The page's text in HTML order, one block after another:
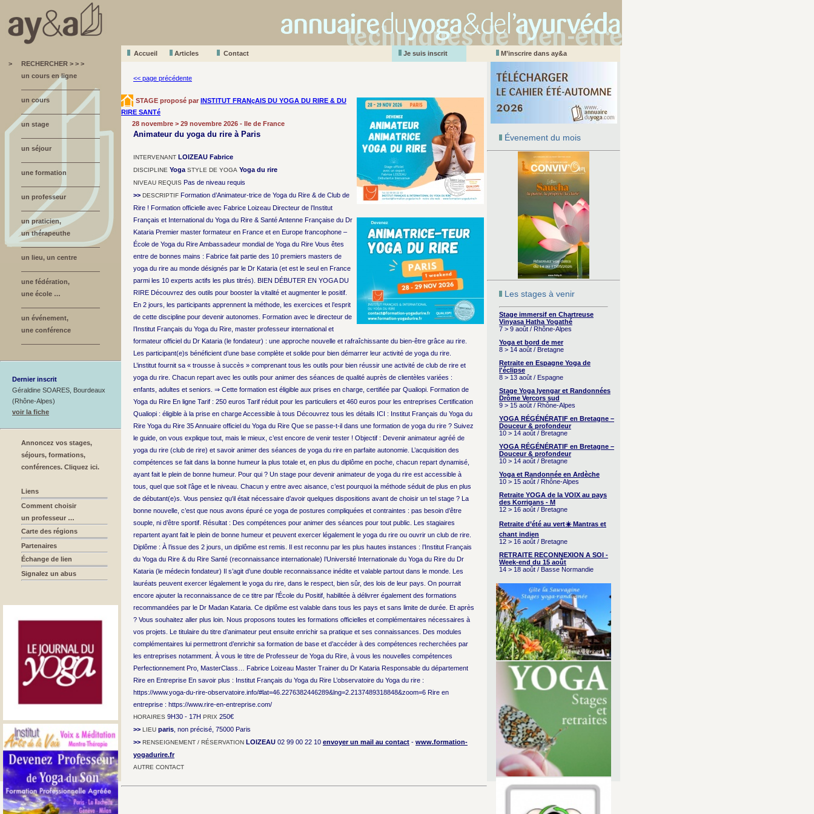
Accueil Articles Contact Je suis inscrit
M’inscrire dans ay&a
>
RECHERCHER > > >
un cours en ligne
un cours
un stage
un séjour
une formation
un professeur
un praticien,
un thérapeuthe
un lieu, un centre
une fédération,
une école …
un événement,
une conférence
Dernier inscrit
Géraldine SOARES, Bourdeaux
(Rhône-Alpes)
voir la fiche
Annoncez vos stages,
séjours, formations,
conférences. Cliquez ici.
Liens
Comment choisir
un professeur …
Carte des régions
Partenaires
Échange de lien
Signalez un abus
Évenement du mois
Les stages à venir
Stage immersif en Chartreuse
Vinyasa Hatha Yogathé
7 > 9 août / Rhône-Alpes
Yoga et bord de mer
8 > 14 août / Bretagne
Retraite en Espagne Yoga de
l'éclipse
8 > 13 août / Espagne
Stage Yoga Iyengar et Randonnées
Drôme Vercors sud
9 > 15 août / Rhône-Alpes
YOGA RÉGÉNÉRATIF en Bretagne –
Douceur & profondeur
10 > 14 août / Bretagne
YOGA RÉGÉNÉRATIF en Bretagne –
Douceur & profondeur
10 > 14 août / Bretagne
Yoga et Randonnée en Ardèche
10 > 15 août / Rhône-Alpes
Retraite YOGA de la VOIX au pays
des Korrigans - M
12 > 16 août / Bretagne
Retraite d’été au vert☀️ Mantras et
chant indien
12 > 16 août / Bretagne
RETRAITE RECONNEXION A SOI -
Week-end du 15 août
14 > 18 août / Basse Normandie
<< page précédente
STAGE proposé par INSTITUT FRANçAIS DU YOGA DU RIRE & DU
RIRE SANTé
28 novembre > 29 novembre 2026 - Ile de France
Animateur du yoga du rire à Paris
INTERVENANT LOIZEAU Fabrice
DISCIPLINE Yoga STYLE DE YOGA Yoga du rire
NIVEAU REQUIS Pas de niveau requis
>> DESCRIPTIF Formation d’Animateur-trice de Yoga du Rire & de Club de
Rire ! Formation officielle avec Fabrice Loizeau Directeur de l’Institut
Français et International du Yoga du Rire & Santé Antenne Française du Dr
Kataria Premier master formateur en France et en Europe francophone –
École de Yoga du Rire Ambassadeur mondial de Yoga du Rire Vous êtes
entre de bonnes mains : Fabrice fait partie des 10 premiers masters de
yoga du rire au monde désignés par le Dr Kataria (et est le seul en France
parmi les 10 experts actifs les plus titrés). BIEN DÉBUTER EN YOGA DU
RIRE Découvrez des outils pour booster la vitalité et augmenter le positif.
En 2 jours, les participants apprennent la méthode, les exercices et l’esprit
de cette discipline pour devenir autonomes. Formation avec le directeur de
l’Institut Français du Yoga du Rire, master professeur international et
formateur officiel du Dr Kataria (le fondateur) : une approche nouvelle et rafraîchissante du bien-être grâce au rire.
Les participant(e)s bénéficient d’une base complète et solide pour bien démarrer leur activité de yoga du rire.
L’institut fournit sa « trousse à succès » comprenant tous les outils pour bien réussir une activité de club de rire et
yoga du rire. Chacun repart avec les outils pour animer des séances de qualité auprès de clientèles variées :
enfants, adultes et seniors. ⇒ Cette formation est éligible aux prises en charge, certifiée par Qualiopi. Formation de
Yoga du Rire En ligne Tarif : 250 euros Tarif réduit pour les particuliers et 460 euros pour les entreprises Certification
Qualiopi : éligible à la prise en charge Accessible à tous Découvrez tous les détails ICI : Institut Français du Yoga du
Rire Yoga du Rire 35 Annuaire officiel du Yoga du Rire Que se passe-t-il dans une formation de yoga du rire ? Suivez
le guide, on vous explique tout, mais le mieux, c’est encore de venir tester ! Objectif : Devenir animateur agréé de
yoga du rire (club de rire) et savoir animer des séances de yoga du rire en parfaite autonomie. L’acquisition des
compétences se fait dans la bonne humeur la plus totale et, en plus du diplôme en poche, chacun repart dynamisé,
ayant fait le plein de bonne humeur. Pour qui ? Un stage pour devenir animateur de yoga du rire est accessible à
tous, quel que soit l’âge et le niveau. Chacun y entre avec aisance, c’est pourquoi la méthode séduit de plus en plus
de débutant(e)s. Vous pensiez qu'il était nécessaire d’avoir quelques dispositions avant de choisir un tel stage ? La
bonne nouvelle, c’est que nous avons épuré ce yoga de postures compliquées et contraintes : pas besoin d’être
souple, ni d’être sportif. Résultat : Des compétences pour animer des séances pour tout public. Les stagiaires
repartent ayant fait le plein de bonne humeur et peuvent exercer légalement le yoga du rire ou ouvrir un club de rire.
Diplôme : À l’issue des 2 jours, un diplôme est remis. Il est reconnu par les plus hautes instances : l’Institut Français
du Yoga du Rire & du Rire Santé (reconnaissance internationale) l’Université Internationale du Yoga du Rire du Dr
Kataria (le médecin fondateur) Il s’agit d’une double reconnaissance inédite et valable partout dans le monde. Les
lauréats peuvent exercer légalement le yoga du rire, dans le respect, bien sûr, des lois de leur pays. On pourrait
encore ajouter la reconnaissance de ce titre par l’École du Positif, habilitée à délivrer également des formations
recommandées par le Dr Madan Kataria. Ce diplôme est valable dans tous les pays et sans limite de durée. Et après
? Vous souhaitez aller plus loin. Nous proposons toutes les formations officielles et complémentaires nécessaires à
vos projets. Le titulaire du titre d’animateur peut ensuite enrichir sa pratique et ses connaissances. Des modules
complémentaires lui permettront d’enrichir sa formation de base et d’accéder à des compétences recherchées par
les entreprises notamment. À vous le titre de Professeur de Yoga du Rire, à vous les nouvelles compétences
Perfectionnement Pro, MasterClass… Fabrice Loizeau Master Trainer du Dr Kataria Responsable du département
Rire en Entreprise En savoir plus : Institut Français du Yoga du Rire L’observatoire du Yoga du rire :
https://www.yoga-du-rire-observatoire.info/#lat=46.2276382446289&lng=2.2137489318848&zoom=6 Rire en
entreprise : https://www.rire-en-entreprise.com/
HORAIRES 9H30 - 17H PRIX 250€
>> LIEU paris , non précisé, 75000 Paris
>> RENSEIGNEMENT / RÉSERVATION LOIZEAU 02 99 00 22 10 envoyer un mail au contact - www.formation-
yogadurire.fr
AUTRE CONTACT